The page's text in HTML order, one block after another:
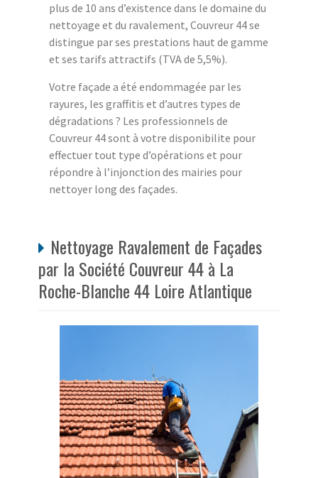
plus de 10 ans d’existence dans le domaine du
nettoyage et du ravalement, Couvreur 44 se
distingue par ses prestations haut de gamme
et ses tarifs attractifs (TVA de 5,5%).
Votre façade a été endommagée par les
rayures, les graffitis et d’autres types de
dégradations ? Les professionnels de
Couvreur 44 sont à votre disponibilite pour
effectuer tout type d’opérations et pour
répondre à l’injonction des mairies pour
nettoyer long des façades.
Nettoyage Ravalement de Façades
par la Société Couvreur 44 à La
Roche-Blanche 44 Loire Atlantique